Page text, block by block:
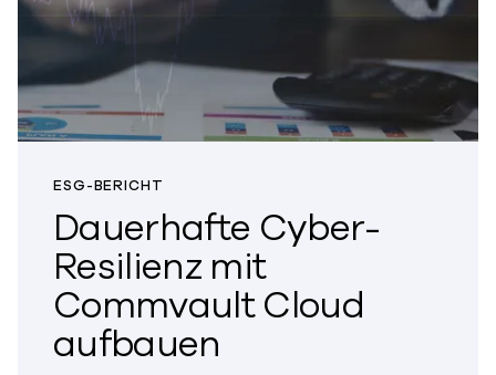
ESG-BERICHT
Dauerhafte Cyber-
Resilienz mit
Commvault Cloud
aufbauen